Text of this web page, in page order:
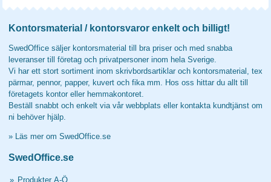
Kontorsmaterial / kontorsvaror enkelt och billigt!
SwedOffice säljer kontorsmaterial till bra priser och med snabba
leveranser till företag och privatpersoner inom hela Sverige.
Vi har ett stort sortiment inom skrivbordsartiklar och kontorsmaterial, tex
pärmar, pennor, papper, kuvert och fika mm. Hos oss hittar du allt till
företagets kontor eller hemmakontoret.
Beställ snabbt och enkelt via vår webbplats eller kontakta kundtjänst om
ni behöver hjälp.
» Läs mer om SwedOffice.se
SwedOffice.se
» Produkter A-Ö